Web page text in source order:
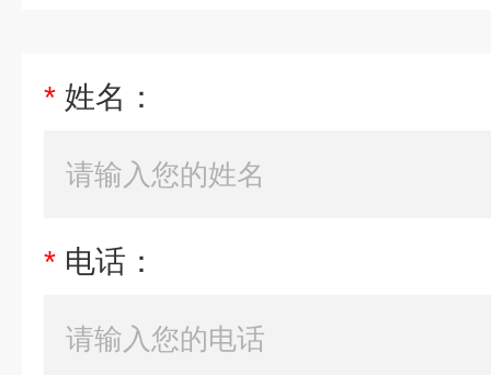
* 姓名：
* 电话：